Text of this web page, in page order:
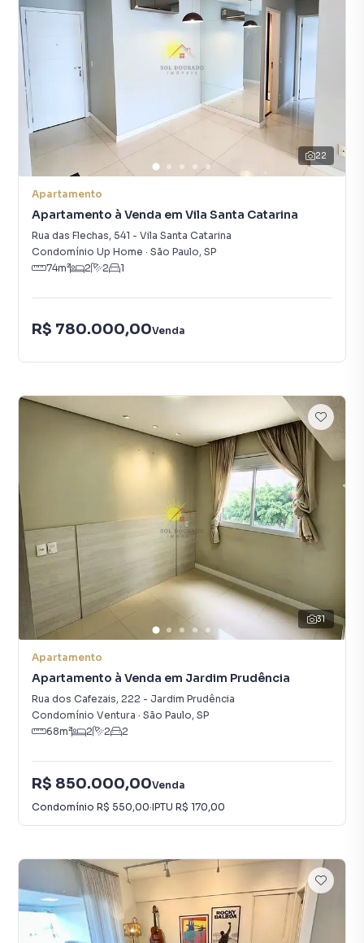
22
Apartamento
Apartamento à Venda em Vila Santa Catarina
Rua das Flechas, 541 - Vila Santa Catarina
Condomínio Up Home · São Paulo, SP
74m² 2 2 1
R$ 780.000,00Venda
31
Apartamento
Apartamento à Venda em Jardim Prudência
Rua dos Cafezais, 222 - Jardim Prudência
Condomínio Ventura · São Paulo, SP
68m² 2 2 2
R$ 850.000,00Venda
Condomínio R$ 550,00·IPTU R$ 170,00